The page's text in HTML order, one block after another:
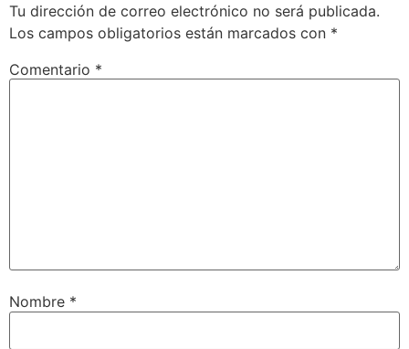
Tu dirección de correo electrónico no será publicada.
Los campos obligatorios están marcados con *
Comentario *
Nombre *